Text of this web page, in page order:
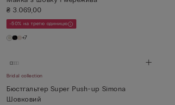
₴ 3.069,00
-50% на третю одиницю
+7
Bridal collection
Бюстгальтер Super Push-up Simona
Шовковий